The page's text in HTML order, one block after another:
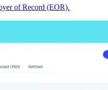
of Record (EOR).​​